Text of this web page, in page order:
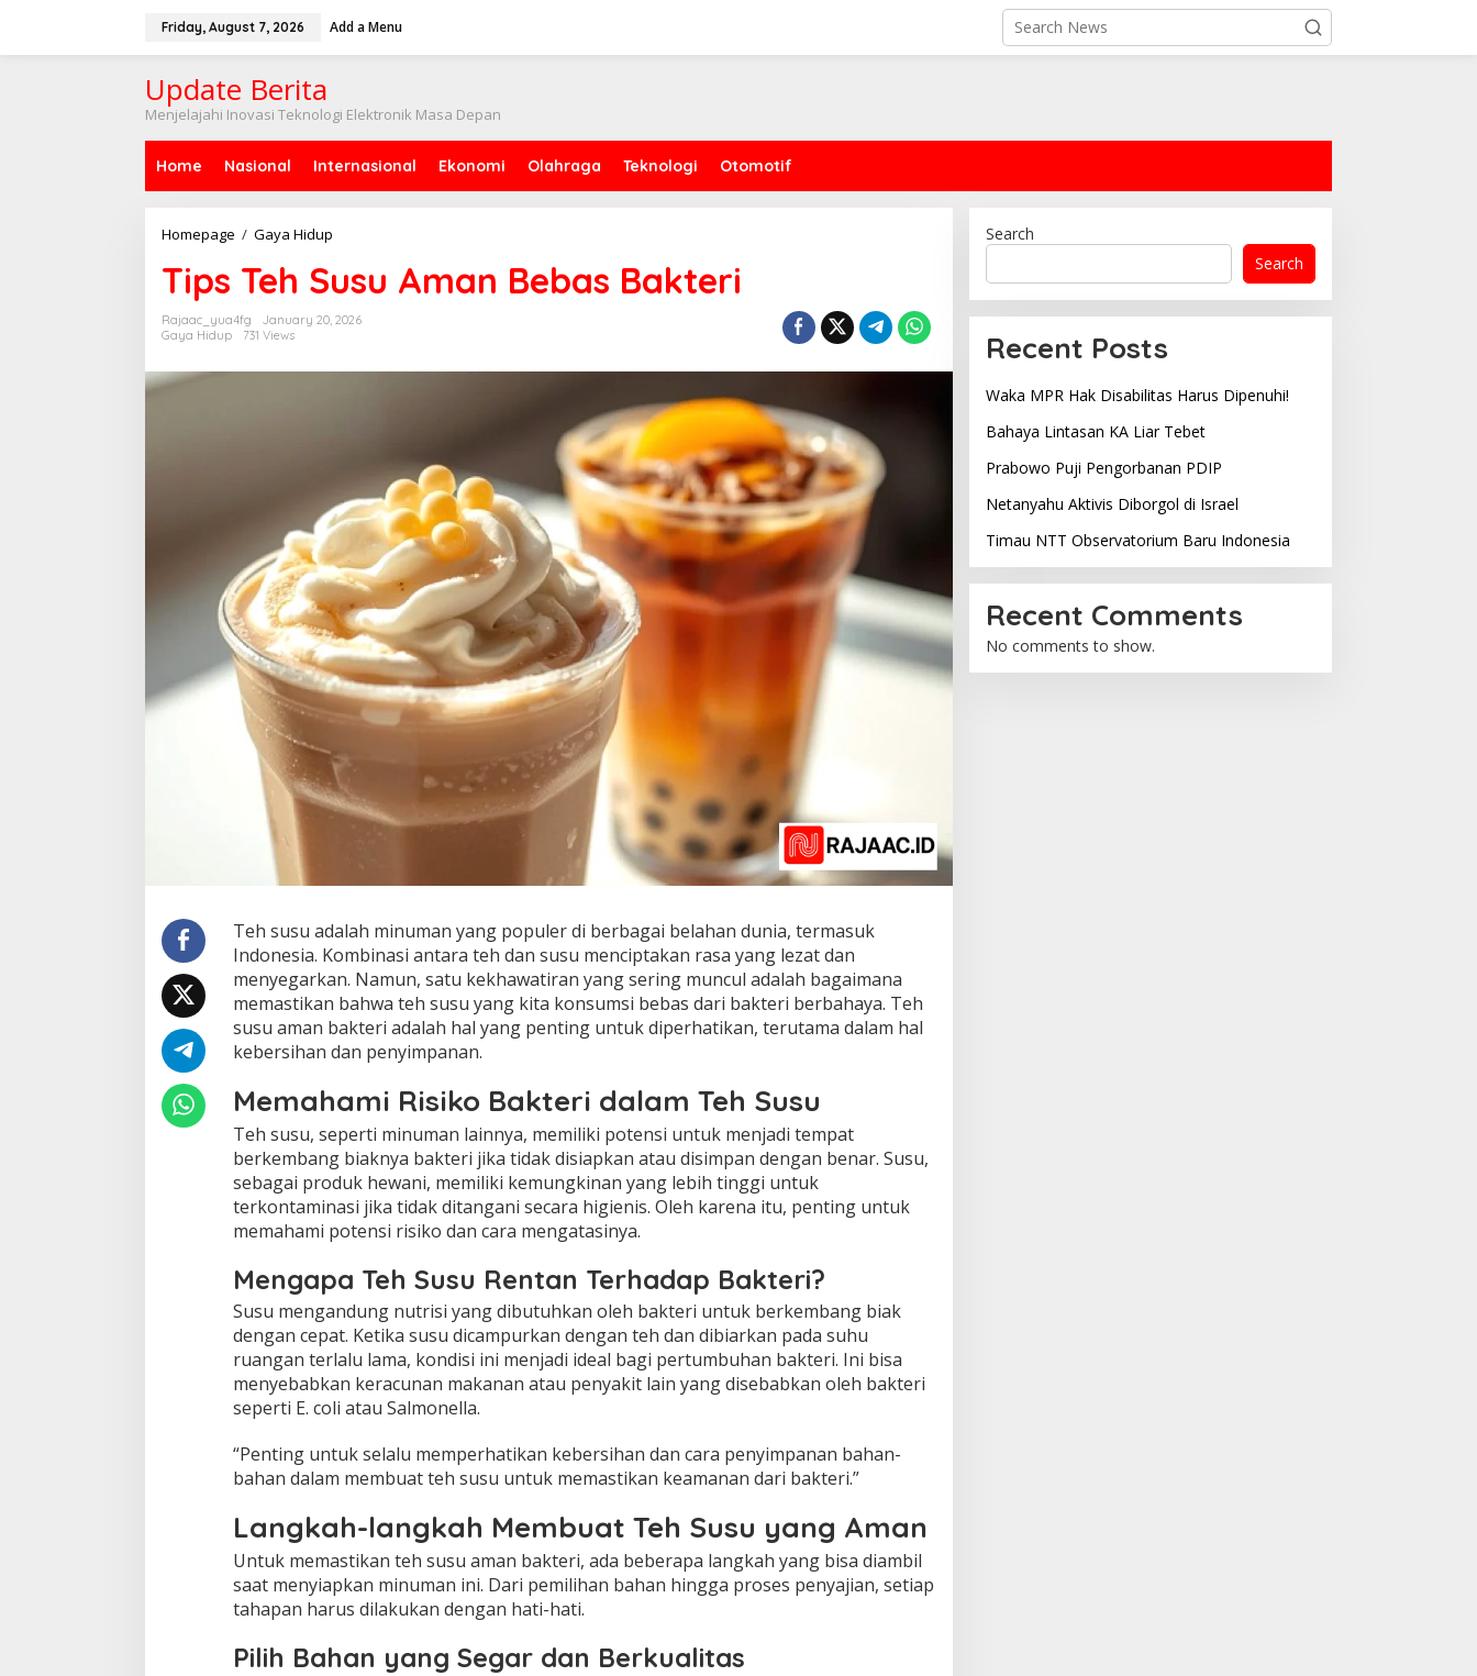
Friday, August 7, 2026 Add a Menu
Update Berita
Menjelajahi Inovasi Teknologi Elektronik Masa Depan
Home Nasional Internasional Ekonomi Olahraga Teknologi Otomotif
Homepage / Gaya Hidup
Susu
Aman
Bebas
Tips Teh Susu Aman Bebas Bakteri
Rajaac_yua4fg
January 20, 2026
Gaya Hidup
731 Views
Teh susu adalah minuman yang populer di berbagai belahan dunia, termasuk
Indonesia. Kombinasi antara teh dan susu menciptakan rasa yang lezat dan
menyegarkan. Namun, satu kekhawatiran yang sering muncul adalah bagaimana
memastikan bahwa teh susu yang kita konsumsi bebas dari bakteri berbahaya. Teh
susu aman bakteri adalah hal yang penting untuk diperhatikan, terutama dalam hal
kebersihan dan penyimpanan.
Memahami Risiko Bakteri dalam Teh Susu
Teh susu, seperti minuman lainnya, memiliki potensi untuk menjadi tempat
berkembang biaknya bakteri jika tidak disiapkan atau disimpan dengan benar. Susu,
sebagai produk hewani, memiliki kemungkinan yang lebih tinggi untuk
terkontaminasi jika tidak ditangani secara higienis. Oleh karena itu, penting untuk
memahami potensi risiko dan cara mengatasinya.
Mengapa Teh Susu Rentan Terhadap Bakteri?
Susu mengandung nutrisi yang dibutuhkan oleh bakteri untuk berkembang biak
dengan cepat. Ketika susu dicampurkan dengan teh dan dibiarkan pada suhu
ruangan terlalu lama, kondisi ini menjadi ideal bagi pertumbuhan bakteri. Ini bisa
menyebabkan keracunan makanan atau penyakit lain yang disebabkan oleh bakteri
seperti E. coli atau Salmonella.
“Penting untuk selalu memperhatikan kebersihan dan cara penyimpanan bahan-
bahan dalam membuat teh susu untuk memastikan keamanan dari bakteri.”
Langkah-langkah Membuat Teh Susu yang Aman
Untuk memastikan teh susu aman bakteri, ada beberapa langkah yang bisa diambil
saat menyiapkan minuman ini. Dari pemilihan bahan hingga proses penyajian, setiap
tahapan harus dilakukan dengan hati-hati.
Pilih Bahan yang Segar dan Berkualitas
Search
Search
Recent Posts
Waka MPR Hak Disabilitas Harus Dipenuhi!
Bahaya Lintasan KA Liar Tebet
Prabowo Puji Pengorbanan PDIP
Netanyahu Aktivis Diborgol di Israel
Timau NTT Observatorium Baru Indonesia
Recent Comments
No comments to show.